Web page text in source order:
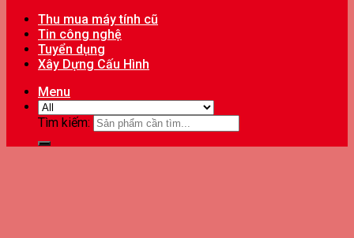
Thu mua máy tính cũ
Tin công nghệ
Tuyển dụng
Xây Dựng Cấu Hình
Menu
Tìm kiếm: